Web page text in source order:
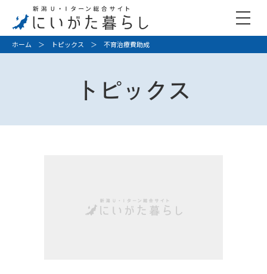
ホーム ＞ トピックス ＞ 不育治療費助成
トピックス